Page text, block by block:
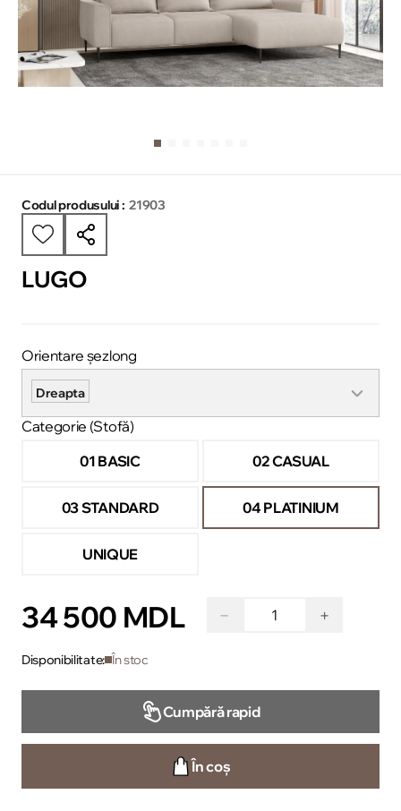
Codul produsului : 21903
LUGO
Orientare șezlong
Dreapta
Categorie (Stofă)
01 BASIC
02 CASUAL
03 STANDARD 04 PLATINIUM
UNIQUE
34 500 MDL − +
Disponibilitate: În stoc
Cumpără rapid
În coș